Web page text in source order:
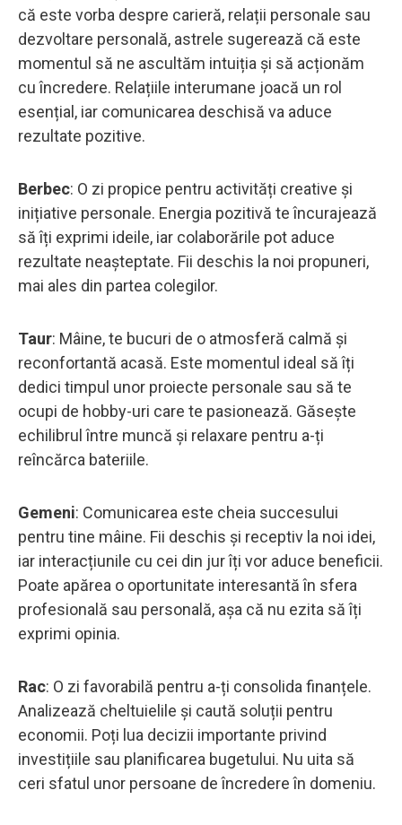
că este vorba despre carieră, relații personale sau
dezvoltare personală, astrele sugerează că este
momentul să ne ascultăm intuiția și să acționăm
cu încredere. Relațiile interumane joacă un rol
esențial, iar comunicarea deschisă va aduce
rezultate pozitive.
Berbec: O zi propice pentru activități creative și
inițiative personale. Energia pozitivă te încurajează
să îți exprimi ideile, iar colaborările pot aduce
rezultate neașteptate. Fii deschis la noi propuneri,
mai ales din partea colegilor.
Taur: Mâine, te bucuri de o atmosferă calmă și
reconfortantă acasă. Este momentul ideal să îți
dedici timpul unor proiecte personale sau să te
ocupi de hobby-uri care te pasionează. Găsește
echilibrul între muncă și relaxare pentru a-ți
reîncărca bateriile.
Gemeni: Comunicarea este cheia succesului
pentru tine mâine. Fii deschis și receptiv la noi idei,
iar interacțiunile cu cei din jur îți vor aduce beneficii.
Poate apărea o oportunitate interesantă în sfera
profesională sau personală, așa că nu ezita să îți
exprimi opinia.
Rac: O zi favorabilă pentru a-ți consolida finanțele.
Analizează cheltuielile și caută soluții pentru
economii. Poți lua decizii importante privind
investițiile sau planificarea bugetului. Nu uita să
ceri sfatul unor persoane de încredere în domeniu.